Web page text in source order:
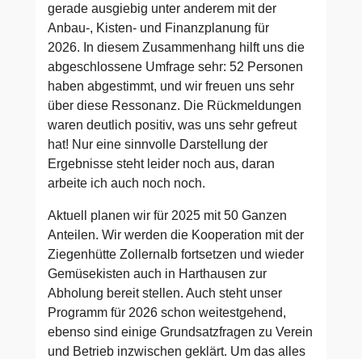
gerade ausgiebig unter anderem mit der
Anbau-, Kisten- und Finanzplanung für
2026. In diesem Zusammenhang hilft uns die
abgeschlossene Umfrage sehr: 52 Personen
haben abgestimmt, und wir freuen uns sehr
über diese Ressonanz. Die Rückmeldungen
waren deutlich positiv, was uns sehr gefreut
hat! Nur eine sinnvolle Darstellung der
Ergebnisse steht leider noch aus, daran
arbeite ich auch noch noch.
Aktuell planen wir für 2025 mit 50 Ganzen
Anteilen. Wir werden die Kooperation mit der
Ziegenhütte Zollernalb fortsetzen und wieder
Gemüsekisten auch in Harthausen zur
Abholung bereit stellen. Auch steht unser
Programm für 2026 schon weitestgehend,
ebenso sind einige Grundsatzfragen zu Verein
und Betrieb inzwischen geklärt. Um das alles